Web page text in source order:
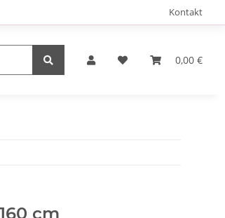
Kontakt
0,00 €
cm